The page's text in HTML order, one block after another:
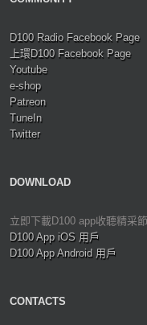
D100 Radio Facebook Page
上環D100 Facebook Page
Youtube
e-shop
Patreon
TuneIn
Twitter
DOWNLOAD
立即下載D100 app收聽精采節
D100 App iOS 用戶
D100 App Android 用戶
CONTACTS